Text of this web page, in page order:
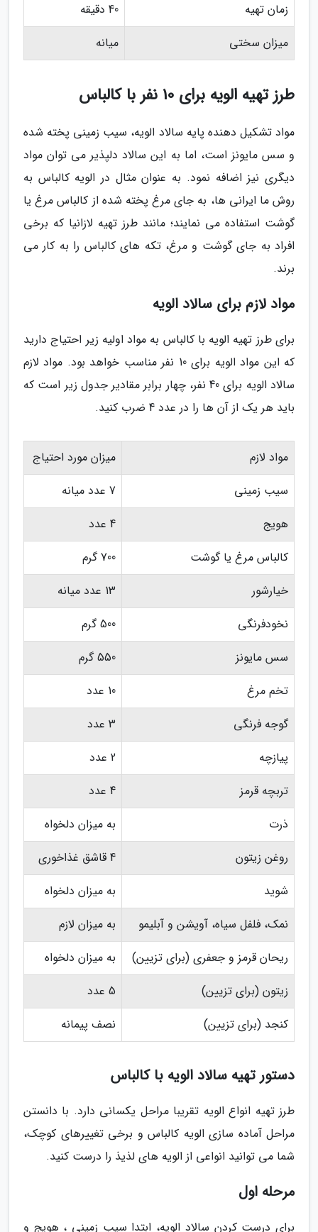
زمان تهیه
40 دقیقه
میزان سختی
میانه
طرز تهیه الویه برای 10 نفر با کالباس
مواد تشکیل دهنده پایه سالاد الویه، سیب زمینی پخته شده
و سس مایونز است، اما به این سالاد دلپذیر می توان مواد
دیگری نیز اضافه نمود. به عنوان مثال در الویه کالباس به
روش ما ایرانی ها، به جای مرغ پخته شده از کالباس مرغ یا
گوشت استفاده می نمایند؛ مانند طرز تهیه لازانیا که برخی
افراد به جای گوشت و مرغ، تکه های کالباس را به کار می
برند.
مواد لازم برای سالاد الویه
برای طرز تهیه الویه با کالباس به مواد اولیه زیر احتیاج دارید
که این مواد الویه برای 10 نفر مناسب خواهد بود. مواد لازم
سالاد الویه برای 40 نفر، چهار برابر مقادیر جدول زیر است که
باید هر یک از آن ها را در عدد 4 ضرب کنید.
مواد لازم
میزان مورد احتیاج
سیب زمینی
7 عدد میانه
هویج
4 عدد
کالباس مرغ یا گوشت
700 گرم
خیارشور
13 عدد میانه
نخودفرنگی
500 گرم
سس مایونز
550 گرم
تخم مرغ
10 عدد
گوجه فرنگی
3 عدد
پیازچه
2 عدد
تربچه قرمز
4 عدد
ذرت
به میزان دلخواه
روغن زیتون
4 قاشق غذاخوری
شوید
به میزان دلخواه
نمک، فلفل سیاه، آویشن و آبلیمو
به میزان لازم
ریحان قرمز و جعفری (برای تزیین)
به میزان دلخواه
زیتون (برای تزیین)
5 عدد
کنجد (برای تزیین)
نصف پیمانه
دستور تهیه سالاد الویه با کالباس
طرز تهیه انواع الویه تقریبا مراحل یکسانی دارد. با دانستن
مراحل آماده سازی الویه کالباس و برخی تغییرهای کوچک،
شما می توانید انواعی از الویه های لذیذ را درست کنید.
مرحله اول
برای درست کردن سالاد الویه، ابتدا سیب زمینی ، هویج و